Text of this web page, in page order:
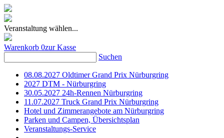
Veranstaltung wählen...
Warenkorb 0zur Kasse
Suchen
08.08.2027 Oldtimer Grand Prix Nürburgring
2027 DTM - Nürburgring
30.05.2027 24h-Rennen Nürburgring
11.07.2027 Truck Grand Prix Nürburgring
Hotel und Zimmerangebote am Nürburgring
Parken und Campen, Übersichtsplan
Veranstaltungs-Service